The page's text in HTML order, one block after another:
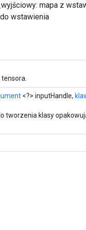
mapa z
wstawienia
<?> inputHandle,
tworzenia klasy